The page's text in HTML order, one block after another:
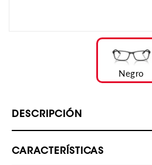
Negro
DESCRIPCIÓN
CARACTERÍSTICAS